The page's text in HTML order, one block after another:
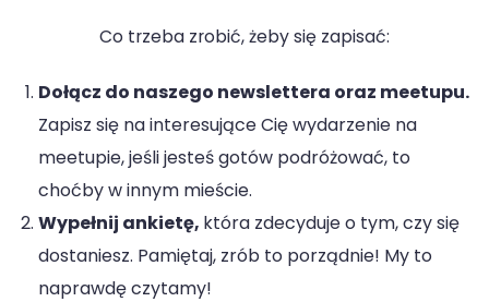
Co trzeba zrobić, żeby się zapisać:
Dołącz do naszego newslettera oraz meetupu.
Zapisz się na interesujące Cię wydarzenie na
meetupie, jeśli jesteś gotów podróżować, to
choćby w innym mieście.
Wypełnij ankietę, która zdecyduje o tym, czy się
dostaniesz. Pamiętaj, zrób to porządnie! My to
naprawdę czytamy!